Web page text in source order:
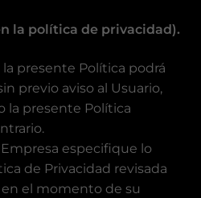
la política de privacidad).
presente Política podrá
previo aviso al Usuario,
la presente Política
especifique lo
de Privacidad revisada
el momento de su